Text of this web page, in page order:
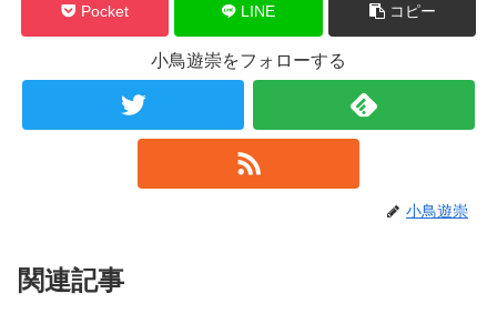
Pocket LINE コピー
小鳥遊崇をフォローする
小鳥遊崇
関連記事